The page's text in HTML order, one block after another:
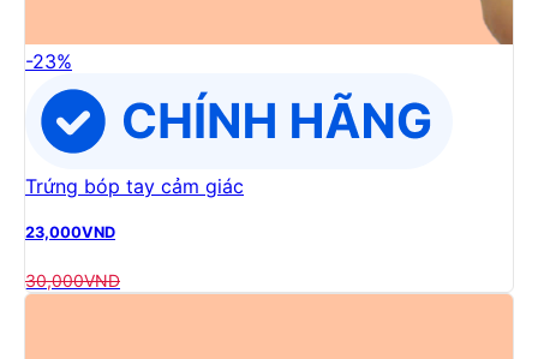
-23%
Trứng bóp tay cảm giác
23,000VND
30,000VND